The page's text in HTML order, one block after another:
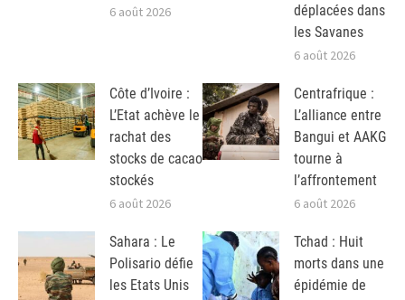
6 août 2026
déplacées dans
les Savanes
6 août 2026
Côte d’Ivoire :
L’Etat achève le
rachat des
stocks de cacao
stockés
6 août 2026
Centrafrique :
L’alliance entre
Bangui et AAKG
tourne à
l’affrontement
6 août 2026
Sahara : Le
Polisario défie
les Etats Unis
Tchad : Huit
morts dans une
épidémie de